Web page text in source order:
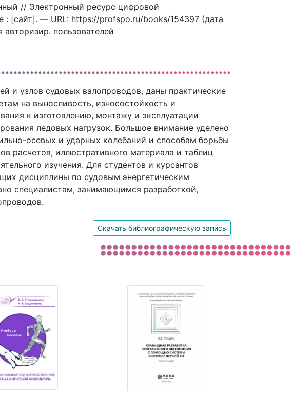
// Электронный ресурс цифровой
: [сайт]. — URL: https://profspo.ru/books/154397 (дата
пользователей
и узлов судовых валопроводов, даны практические
на выносливость, износостойкость и
к изготовлению, монтажу и эксплуатации
ледовых нагрузок. Большое внимание уделено
осевых и ударных колебаний и способам борьбы
расчетов, иллюстративного материала и таблиц
изучения. Для студентов и курсантов
дисциплины по судовым энергетическим
специалистам, занимающимся разработкой,
Скачать библиографическую запись